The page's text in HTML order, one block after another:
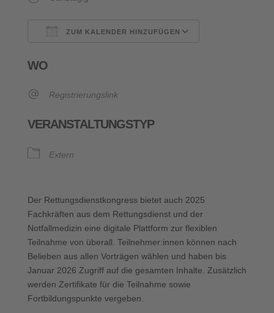
ZUM KALENDER HINZUFÜGEN
WO
Registrierungslink
VERANSTALTUNGSTYP
Extern
Der Rettungsdienstkongress bietet auch 2025
Fachkräften aus dem Rettungsdienst und der
Notfallmedizin eine digitale Plattform zur flexiblen
Teilnahme von überall. Teilnehmer:innen können nach
Belieben aus allen Vorträgen wählen und haben bis
Januar 2026 Zugriff auf die gesamten Inhalte. Zusätzlich
werden Zertifikate für die Teilnahme sowie
Fortbildungspunkte vergeben.